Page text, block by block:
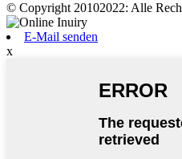
© Copyright 20102022: Alle
E-Mail senden
x